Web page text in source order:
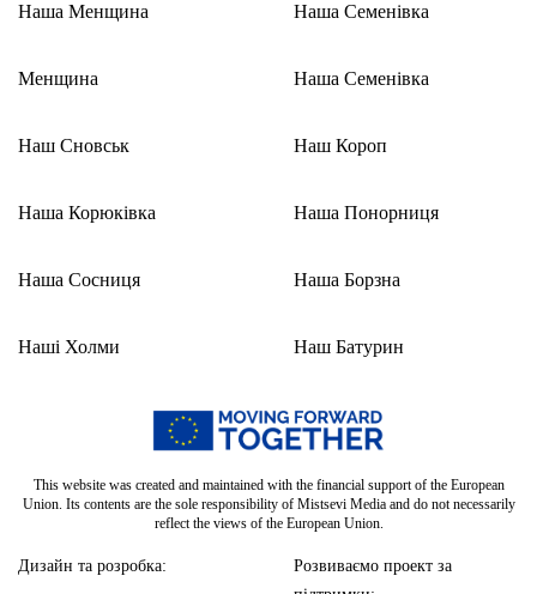
Наша Менщина
Менщина
Наш Сновськ
Наша Корюківка
Наша Сосниця
Наші Холми
Наша Семенівка
Наша Семенівка
Наш Короп
Наша Понорниця
Наша Борзна
Наш Батурин
This website was created and maintained with the financial support of the European
Union. Its contents are the sole responsibility of Mistsevi Media and do not necessarily
reflect the views of the European Union.
Дизайн та розробка:
Розвиваємо проект за